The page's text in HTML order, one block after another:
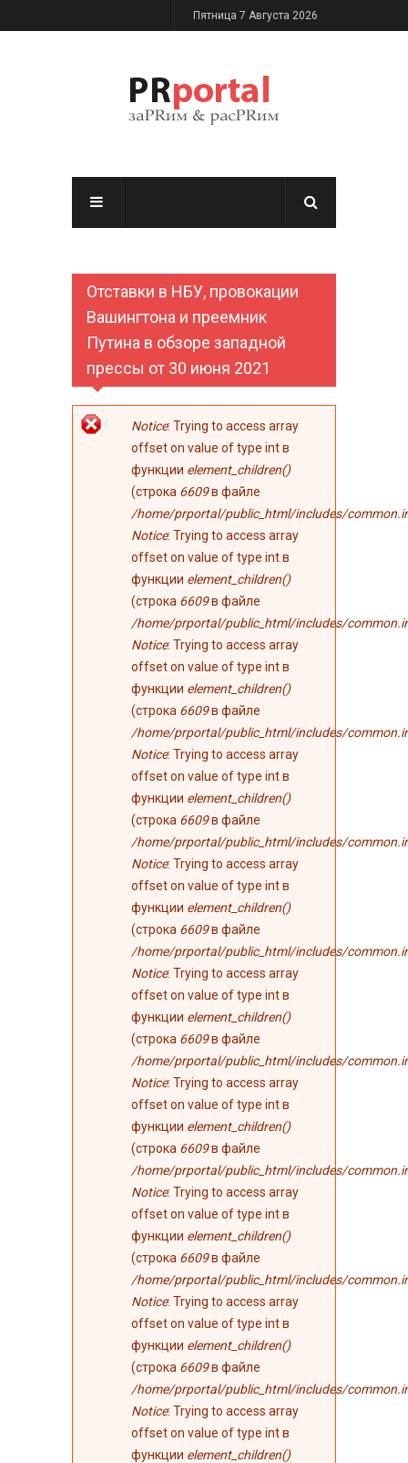
Перейти к основному содержаниюПятница 7 Августа 2026
Отставки в НБУ, провокации
Вашингтона и преемник
Путина в обзоре западной
прессы от 30 июня 2021
Сообщение об
ошибке
Notice: Trying to access array
offset on value of type int в
функции element_children()
(строка 6609в файле
/home/prportal/public_html/includes/
Notice: Trying to access array
offset on value of type int в
функции element_children()
(строка 6609в файле
/home/prportal/public_html/includes/
Notice: Trying to access array
offset on value of type int в
функции element_children()
(строка 6609в файле
/home/prportal/public_html/includes/
Notice: Trying to access array
offset on value of type int в
функции element_children()
(строка 6609в файле
/home/prportal/public_html/includes/
Notice: Trying to access array
offset on value of type int в
функции element_children()
(строка 6609в файле
/home/prportal/public_html/includes/
Notice: Trying to access array
offset on value of type int в
функции element_children()
(строка 6609в файле
/home/prportal/public_html/includes/
Notice: Trying to access array
offset on value of type int в
функции element_children()
(строка 6609в файле
/home/prportal/public_html/includes/
Notice: Trying to access array
offset on value of type int в
функции element_children()
(строка 6609в файле
/home/prportal/public_html/includes/
Notice: Trying to access array
offset on value of type int в
функции element_children()
(строка 6609в файле
/home/prportal/public_html/includes/
Notice: Trying to access array
offset on value of type int в
функции element_children()